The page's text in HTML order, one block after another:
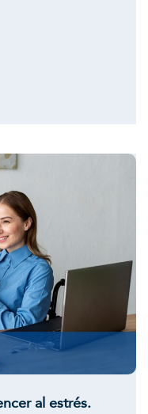
al estrés.